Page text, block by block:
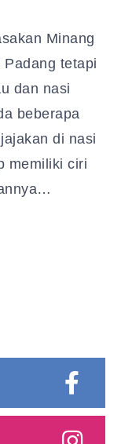
Minang
tetapi
dan nasi
beberapa
di nasi
memiliki ciri